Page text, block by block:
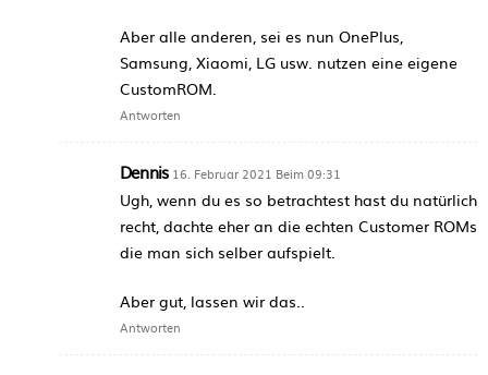
Aber alle anderen, sei es nun OnePlus,
Samsung, Xiaomi, LG usw. nutzen eine eigene
CustomROM.
Antworten
Dennis 16. Februar 2021 Beim 09:31
Ugh, wenn du es so betrachtest hast du natürlich
recht, dachte eher an die echten Customer ROMs
die man sich selber aufspielt.
Aber gut, lassen wir das..
Antworten